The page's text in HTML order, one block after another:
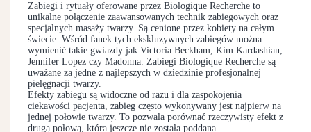
Zabiegi i rytuały oferowane przez Biologique Recherche to
unikalne połączenie zaawansowanych technik zabiegowych oraz
specjalnych masaży twarzy. Są cenione przez kobiety na całym
świecie. Wśród fanek tych ekskluzywnych zabiegów można
wymienić takie gwiazdy jak Victoria Beckham, Kim Kardashian,
Jennifer Lopez czy Madonna. Zabiegi Biologique Recherche są
uważane za jedne z najlepszych w dziedzinie profesjonalnej
pielęgnacji twarzy.
Efekty zabiegu są widoczne od razu i dla zaspokojenia
ciekawości pacjenta, zabieg często wykonywany jest najpierw na
jednej połowie twarzy. To pozwala porównać rzeczywisty efekt z
drugą połową, która jeszcze nie została poddana